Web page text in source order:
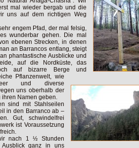
mal wieder bergab und die
uns auf dem richtigen Weg
engem Pfad, der mal felsig,
wunderbar gehen. Die mal
ebenen Strecken, in denen
an Barrancos entlang, steigt
phantastische Ausblicke und
auf die Nordküste, das
auf bizarre Berge und
Pflanzenwelt, wie
und diverse
uns oberhalb der
ihren Namen geben.
sind mit Stahlseilen
in den Barranco ab –
Gut, schwindelfrei
ist Voraussetzung
nach 1 ½ Stunden
Ausblick ganz in uns